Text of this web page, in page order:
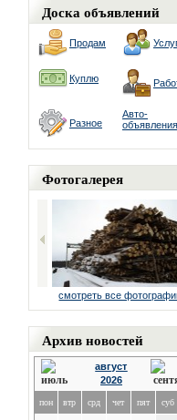
Доска объявлений
Продам
Куплю
Разное
Авто-
объявления
Фотогалерея
смотреть все
Архив новостей
август
2026
пон втр срд чет пят суб